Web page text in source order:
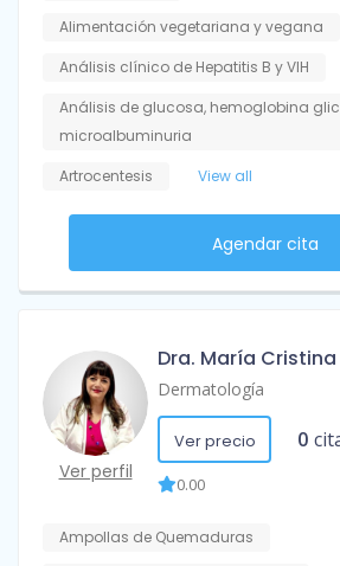
Alimentación vegetariana y vegana
Análisis clínico de Hepatitis B y VIH
Análisis de glucosa, hemoglobina
microalbuminuria
Artrocentesis
View all
Agendar cita
Ver perfil
Dra. María
Dermatología
Ver precio 0
0.00
Ampollas de Quemaduras